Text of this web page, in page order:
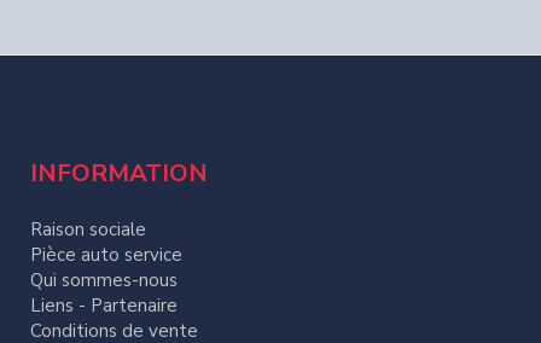
INFORMATION
Raison sociale
Pièce auto service
Qui sommes-nous
Liens - Partenaire
Conditions de vente